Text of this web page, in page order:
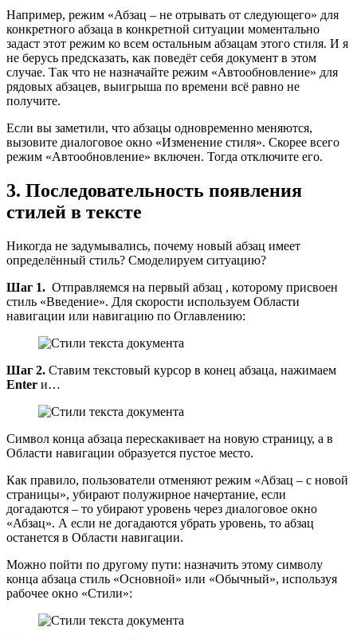
Например, режим «Абзац – не отрывать от следующего» для
конкретного абзаца в конкретной ситуации моментально
задаст этот режим ко всем остальным абзацам этого стиля. И я
не берусь предсказать, как поведёт себя документ в этом
случае. Так что не назначайте режим «Автообновление» для
рядовых абзацев, выигрыша по времени всё равно не
получите.
Если вы заметили, что абзацы одновременно меняются,
вызовите диалоговое окно «Изменение стиля». Скорее всего
режим «Автообновление» включен. Тогда отключите его.
3. Последовательность появления
стилей в тексте
Никогда не задумывались, почему новый абзац имеет
определённый стиль? Смоделируем ситуацию?
Шаг 1. Отправляемся на первый абзац , которому присвоен
стиль «Введение». Для скорости используем Области
навигации или навигацию по Оглавлению:
Шаг 2. Ставим текстовый курсор в конец абзаца, нажимаем
Enter и…
Символ конца абзаца перескакивает на новую страницу, а в
Области навигации образуется пустое место.
Как правило, пользователи отменяют режим «Абзац – с новой
страницы», убирают полужирное начертание, если
догадаются – то убирают уровень через диалоговое окно
«Абзац». А если не догадаются убрать уровень, то абзац
останется в Области навигации.
Можно пойти по другому пути: назначить этому символу
конца абзаца стиль «Основной» или «Обычный», используя
рабочее окно «Стили»: